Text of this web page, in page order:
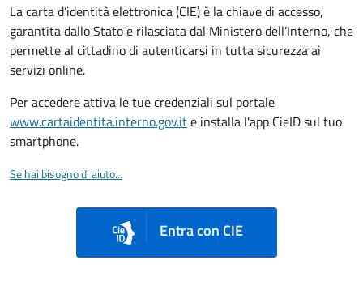
La carta d’identità elettronica (CIE) è la chiave di accesso,
garantita dallo Stato e rilasciata dal Ministero dell’Interno, che
permette al cittadino di autenticarsi in tutta sicurezza ai
servizi online.
Per accedere attiva le tue credenziali sul portale
www.cartaidentita.interno.gov.ite installa l'app CieID sul tuo
smartphone.
Se hai bisogno di aiuto...
Entra con CIE